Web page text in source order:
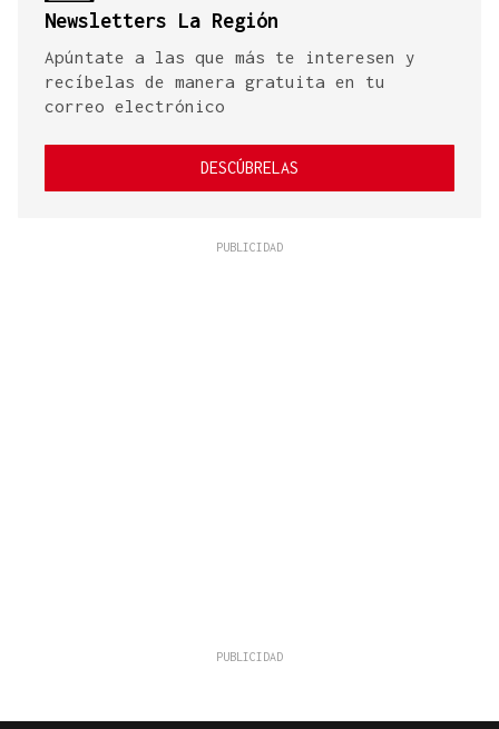
Newsletters La Región
Apúntate a las que más te interesen y
recíbelas de manera gratuita en tu
correo electrónico
DESCÚBRELAS